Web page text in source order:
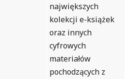
największych
kolekcji e-książek
oraz innych
cyfrowych
materiałów
pochodzących z